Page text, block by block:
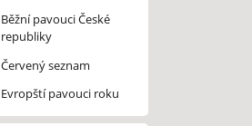
Běžní pavouci České
republiky
Červený seznam
Evropští pavouci roku